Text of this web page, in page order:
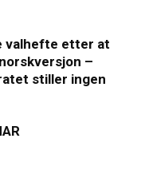
valhefte etter at
–
stiller ingen